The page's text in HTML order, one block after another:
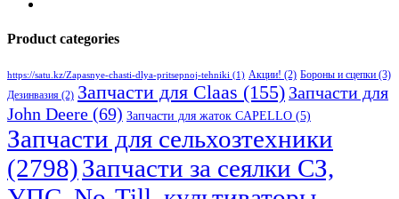
Product categories
https://satu.kz/Zapasnye-chasti-dlya-pritsepnoj-tehniki (1) Акции! (2) Бороны и сцепки (3)
Дезинвазия (2) Запчасти для Claas (155) Запчасти для
John Deere (69) Запчасти для жаток CAPELLO (5)
Запчасти для сельхозтехники
(2798)Запчасти за сеялки СЗ,